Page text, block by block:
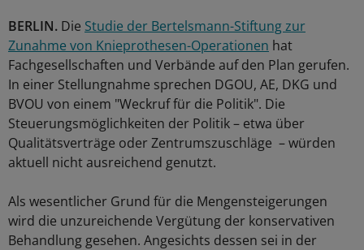
BERLIN. Die Studie der Bertelsmann-Stiftung zur
Zunahme von Knieprothesen-Operationen hat
Fachgesellschaften und Verbände auf den Plan gerufen.
In einer Stellungnahme sprechen DGOU, AE, DKG und
BVOU von einem "Weckruf für die Politik". Die
Steuerungsmöglichkeiten der Politik – etwa über
Qualitätsverträge oder Zentrumszuschläge – würden
aktuell nicht ausreichend genutzt.
Als wesentlicher Grund für die Mengensteigerungen
wird die unzureichende Vergütung der konservativen
Behandlung gesehen. Angesichts dessen sei in der